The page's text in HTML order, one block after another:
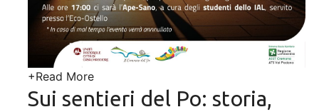
+Read More
Sui sentieri del Po: storia,